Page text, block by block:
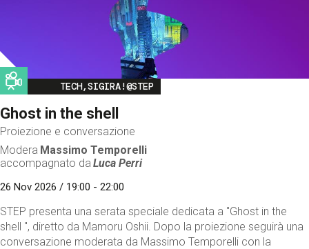
Image
TECH,SIGIRA!@STEP
Ghost in the shell
Proiezione e conversazione
Modera Massimo Temporelli
accompagnato da Luca Perri
26 Nov 2026 / 19:00 - 22:00
STEP presenta una serata speciale dedicata a "Ghost in the
shell ", diretto da Mamoru Oshii. Dopo la proiezione seguirà una
conversazione moderata da Massimo Temporelli con la